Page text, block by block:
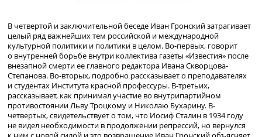
В четвертой и заключительной беседе Иван Гронский затрагивает
целый ряд важнейших тем российской и международной
культурной политики и политики в целом. Во-первых, говорит
о внутренней борьбе внутри коллектива газеты «Известия» после
внезапной смерти ее главного редактора ИванаСкворцова-
Степанова. Во-вторых, подробно рассказывает о преподавателях
и студентах Института красной профессуры. В-третьих,
рассказывает, как принимал участие во внутрипартийном
противостоянии Льву Троцкому и Николаю Бухарину. В-
четвертых, свидетельствует о том, что Иосиф Сталин в 1934 году
не видел необходимости в продолжении репрессий, но вернулся